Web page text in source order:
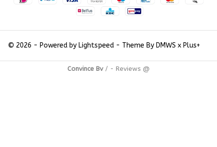
© 2026 - Powered by Lightspeed- Theme By DMWS x Plus+
Convince Bv/ - Reviews @